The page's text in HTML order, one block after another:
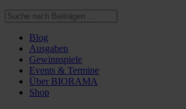
Blog
Ausgaben
Gewinnspiele
Events & Termine
Über BIORAMA
Shop